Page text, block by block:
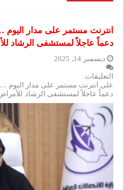
انترنت مستمر على مدار اليوم
دعماً عاجلاً لمستشفى الرشاد
ديسمبر 14, 2025
التعليقات
على انترنت مستمر على مدار اليوم …
دعماً عاجلاً لمستشفى الرشاد